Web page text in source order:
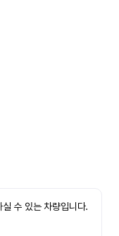
수 있는 차량입니다.